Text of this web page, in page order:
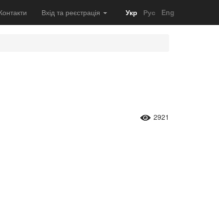
Вхід та реєстрація Укр Рус Eng
2921